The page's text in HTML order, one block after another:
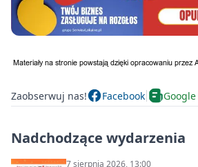
Zaobserwuj nas! Facebook
Nadchodzące wydarzenia
7 sierpnia 2026, 13:00